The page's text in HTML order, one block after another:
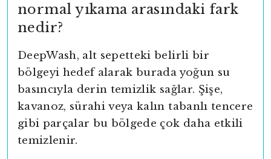
normal yıkama arasındaki fark
nedir?
DeepWash, alt sepetteki belirli bir
bölgeyi hedef alarak burada yoğun su
basıncıyla derin temizlik sağlar. Şişe,
kavanoz, sürahi veya kalın tabanlı tencere
gibi parçalar bu bölgede çok daha etkili
temizlenir.